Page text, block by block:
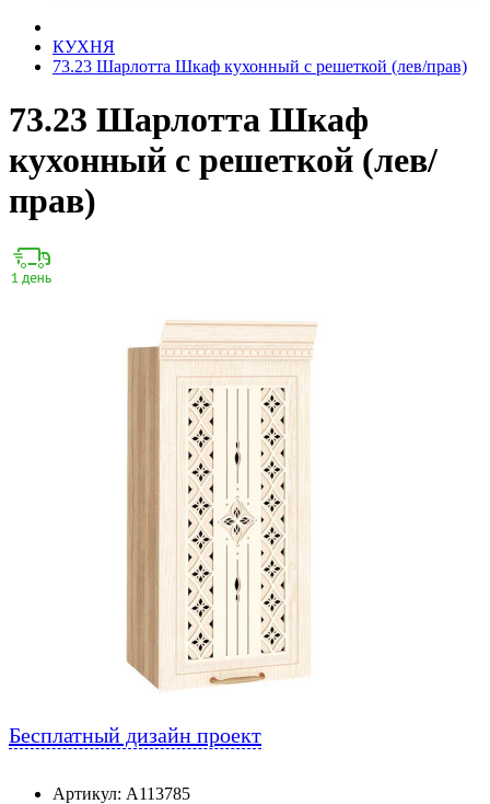
КУХНЯ
73.23 Шарлотта Шкаф кухонный с решеткой (лев/прав)
73.23 Шарлотта Шкаф
кухонный с решеткой (лев/
прав)
Бесплатный дизайн проект
Артикул: А113785